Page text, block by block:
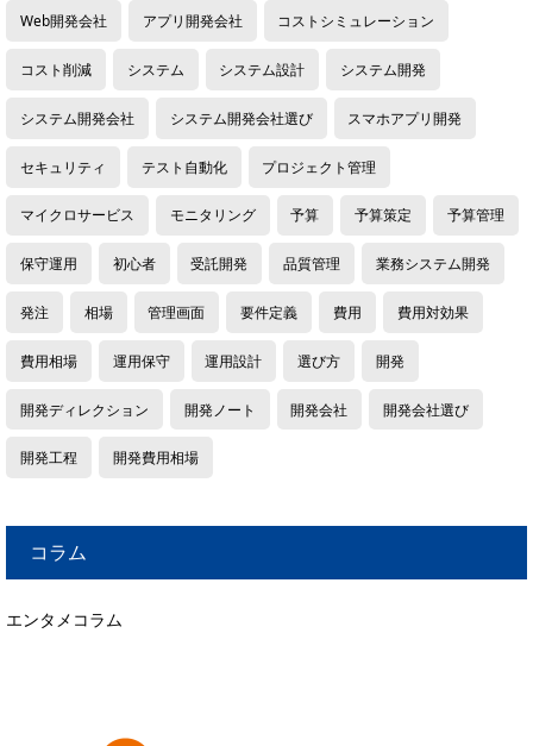
Web開発会社 アプリ開発会社 コストシミュレーション
コスト削減 システム システム設計 システム開発
システム開発会社 システム開発会社選び スマホアプリ開発
セキュリティ テスト自動化 プロジェクト管理
マイクロサービス モニタリング 予算 予算策定 予算管理
保守運用 初心者 受託開発 品質管理 業務システム開発
発注 相場 管理画面 要件定義 費用 費用対効果
費用相場 運用保守 運用設計 選び方 開発
開発ディレクション 開発ノート 開発会社 開発会社選び
開発工程 開発費用相場
コラム
エンタメコラム